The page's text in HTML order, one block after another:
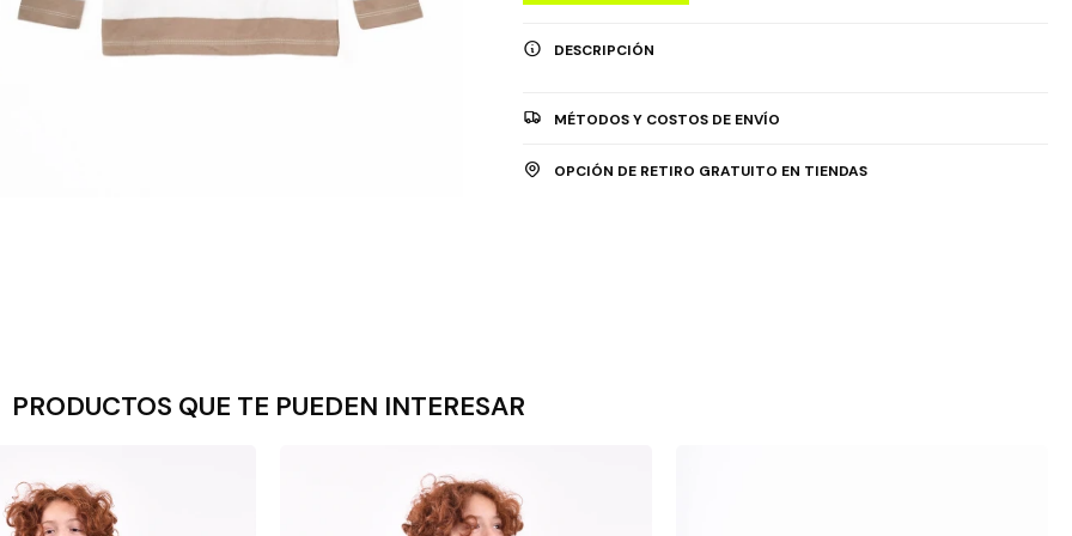
DESCRIPCIÓN
MÉTODOS Y COSTOS DE ENVÍO
OPCIÓN DE RETIRO GRATUITO EN TIENDAS
PRODUCTOS QUE TE PUEDEN INTERESAR